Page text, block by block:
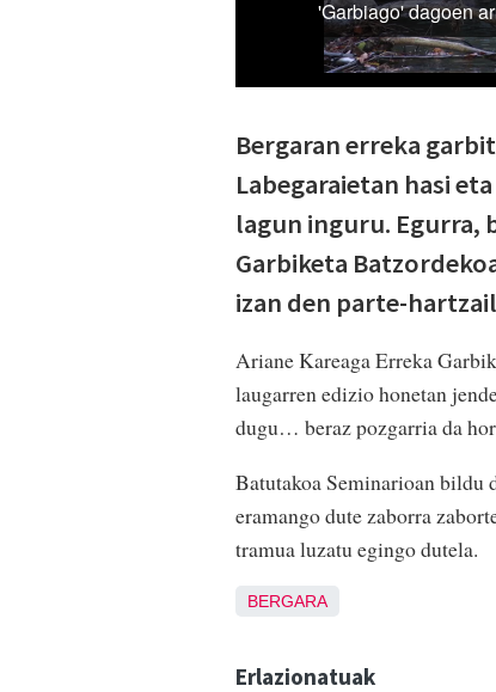
Bergaran erreka
Labegaraietan hasi
lagun inguru. Egurra,
Garbiketa
izan den parte-
Ariane Kareaga Erreka
laugarren edizio honetan
dugu… beraz pozgarria da
Batutakoa Seminarioan bildu
eramango dute zaborra
tramua luzatu egingo dutela.
BERGARA
Erlazionatuak